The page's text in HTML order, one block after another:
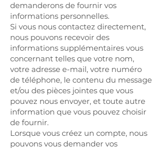
demanderons de fournir vos
informations personnelles.
Si vous nous contactez directement,
nous pouvons recevoir des
informations supplémentaires vous
concernant telles que votre nom,
votre adresse e-mail, votre numéro
de téléphone, le contenu du message
et/ou des pièces jointes que vous
pouvez nous envoyer, et toute autre
information que vous pouvez choisir
de fournir.
Lorsque vous créez un compte, nous
pouvons vous demander vos